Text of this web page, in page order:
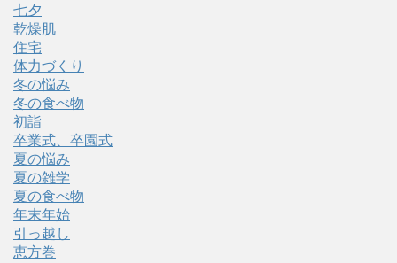
七夕
乾燥肌
住宅
体力づくり
冬の悩み
冬の食べ物
初詣
卒業式、卒園式
夏の悩み
夏の雑学
夏の食べ物
年末年始
引っ越し
恵方巻